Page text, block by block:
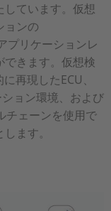
しています。仮想
ョンの
プリケーションレ
できます。仮想検
再現したECU、
ョン環境、および
チェーンを使用で
ます。